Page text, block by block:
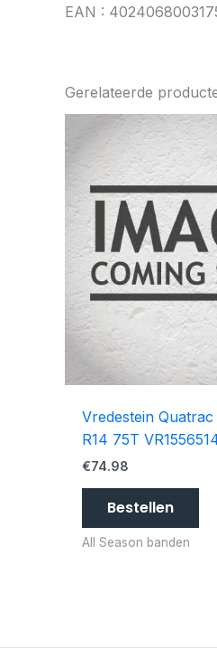
EAN :
Gerelateerde
Vredestein Quatrac
R14 75T
€74.98
Bestellen
All Season banden